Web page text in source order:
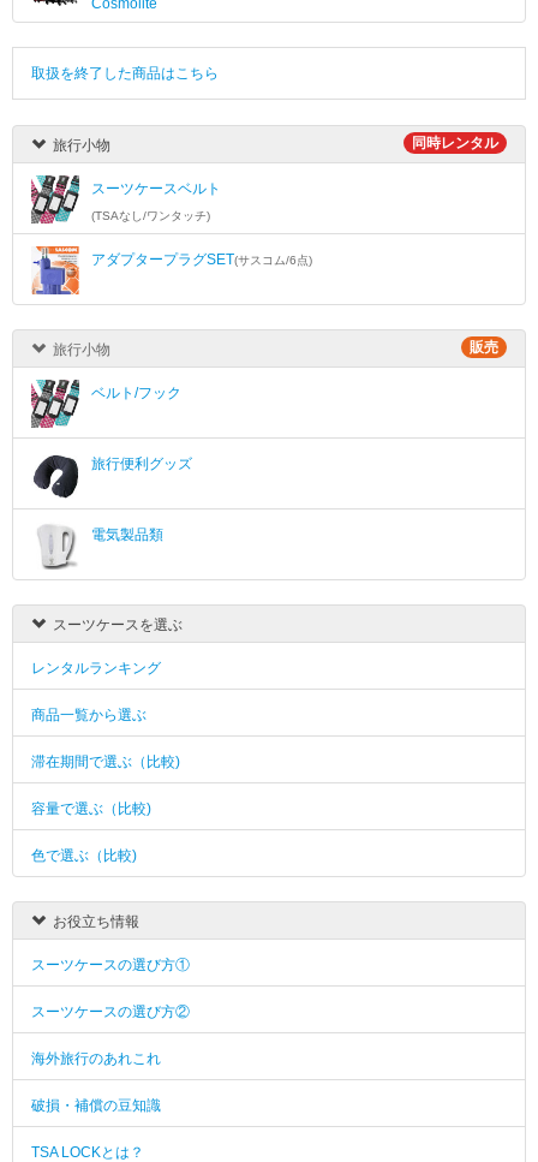
取扱を終了した商品はこちら
旅行小物 同時レンタル
スーツケースベルト
(TSAなし/ワンタッチ)
アダプタープラグSET(サスコム/6点)
旅行小物 販売
ベルト/フック
旅行便利グッズ
電気製品類
スーツケースを選ぶ
レンタルランキング
商品一覧から選ぶ
滞在期間で選ぶ（比較)
容量で選ぶ（比較)
色で選ぶ（比較)
お役立ち情報
スーツケースの選び方①
スーツケースの選び方②
海外旅行のあれこれ
破損・補償の豆知識
TSA LOCKとは？